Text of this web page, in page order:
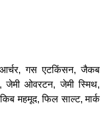
गस एटकिंसन, जैकब
ओवरटन, जेमी स्मिथ,
महमूद, फिल साल्ट, मार्क